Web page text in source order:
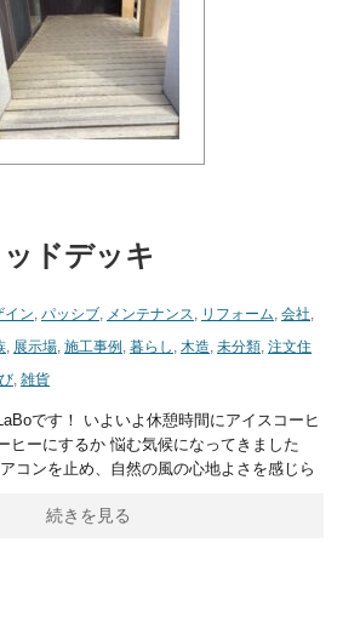
ドデッキ
イン, パッシブ, メンテナンス, リフォーム, 会社,
, 展示場, 施工事例 , 暮らし , 木造, 未分類, 注文住
, 雑貨
です！ いよいよ休憩時間にアイスコーヒ
ヒーにするか 悩む気候になってきました
コンを止め、自然の風の心地よさを感じら
続きを見る